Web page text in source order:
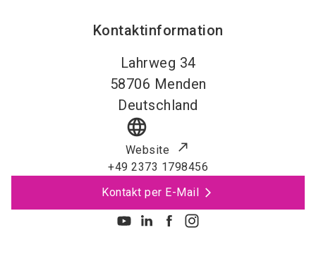
Kontaktinformation
Lahrweg 34
58706 Menden
Deutschland
language
Website
+49 2373 1798456
Kontakt per E-Mail